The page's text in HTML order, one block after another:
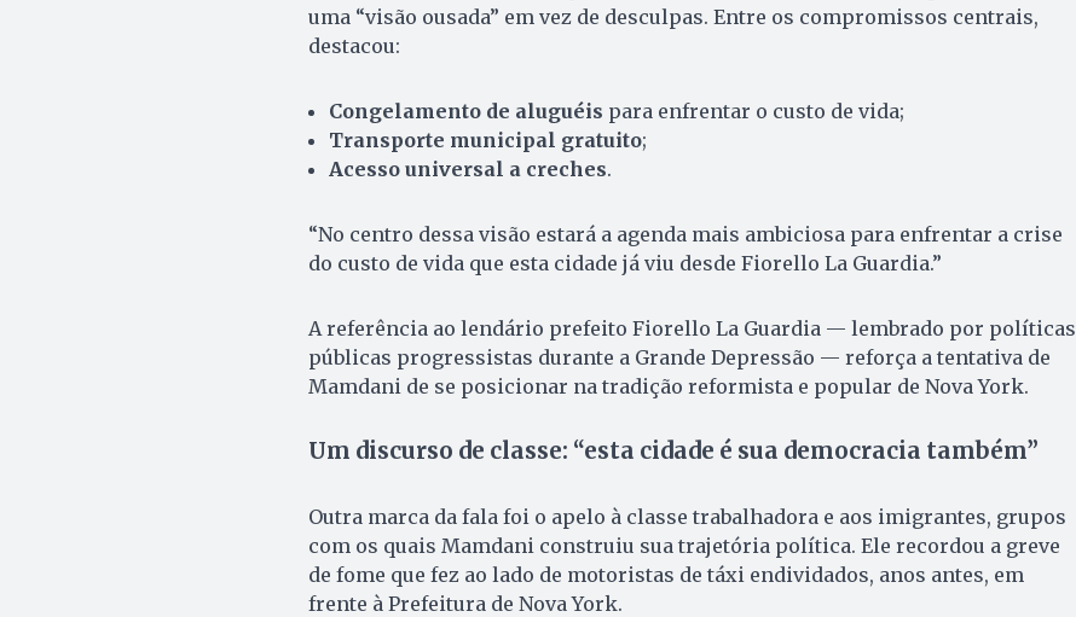
uma “visão ousada” em vez de desculpas. Entre os compromissos centrais,
destacou:
Congelamento de aluguéis para enfrentar o custo de vida;
Transporte municipal gratuito;
Acesso universal a creches.
“No centro dessa visão estará a agenda mais ambiciosa para enfrentar a crise
do custo de vida que esta cidade já viu desde Fiorello La Guardia.”
A referência ao lendário prefeito Fiorello La Guardia — lembrado por políticas
públicas progressistas durante a Grande Depressão — reforça a tentativa de
Mamdani de se posicionar na tradição reformista e popular de Nova York.
Um discurso de classe: “esta cidade é sua democracia também”
Outra marca da fala foi o apelo à classe trabalhadora e aos imigrantes, grupos
com os quais Mamdani construiu sua trajetória política. Ele recordou a greve
de fome que fez ao lado de motoristas de táxi endividados, anos antes, em
frente à Prefeitura de Nova York.